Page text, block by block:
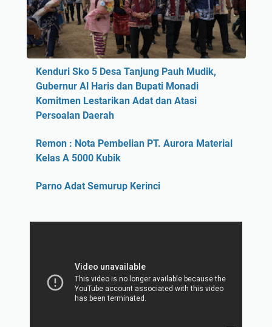
Kenduri Sko 5 Desa Tanjung Pauh Mudik,
Gubernur Al Haris dan Bupati Monadi
Komitmen Lestarikan Adat dan Atasi
Persoalan Daerah
Remon : Nota Pembelian PT. Aurora Material
Kelas A 5000 Kubik
Parno Adat Semurup Kerinci